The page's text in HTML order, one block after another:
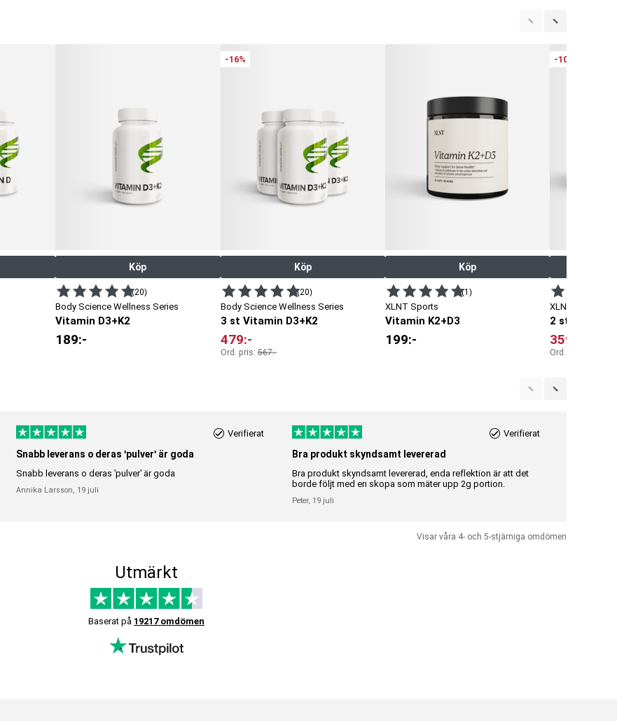
Köp
(20)
Body Science Wellness Series
Vitamin D3+K2
189:-
-16%
Köp
(20)
Body Science Wellness Series
3 st Vitamin D3+K2
479:-
Ord. pris:567:-
Köp
(1)
XLNT Sports
Vitamin K2+D3
199:-
-10%
XLNT Sports
2 st Vitamin
359
Ord. pris:
Verifierat
Snabb leverans o deras 'pulver' är goda
Snabb leverans o deras 'pulver' är goda
Annika Larsson, 19 juli
Verifierat
Bra produkt skyndsamt levererad
Bra produkt skyndsamt levererad, enda reflektion är att det
borde följt med en skopa som mäter upp 2g portion.
Peter, 19 juli
Visar våra 4- och 5-stjärniga omdömen
Utmärkt
Baserat på 19217 omdömen